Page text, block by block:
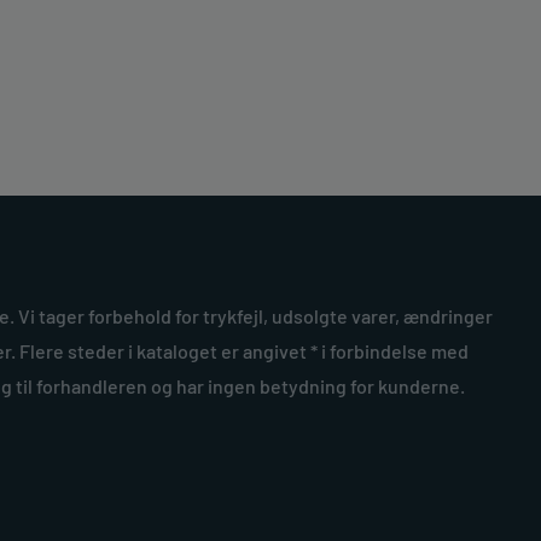
Vi tager forbehold for trykfejl, udsolgte varer, ændringer
Flere steder i kataloget er angivet * i forbindelse med
til forhandleren og har ingen betydning for kunderne.